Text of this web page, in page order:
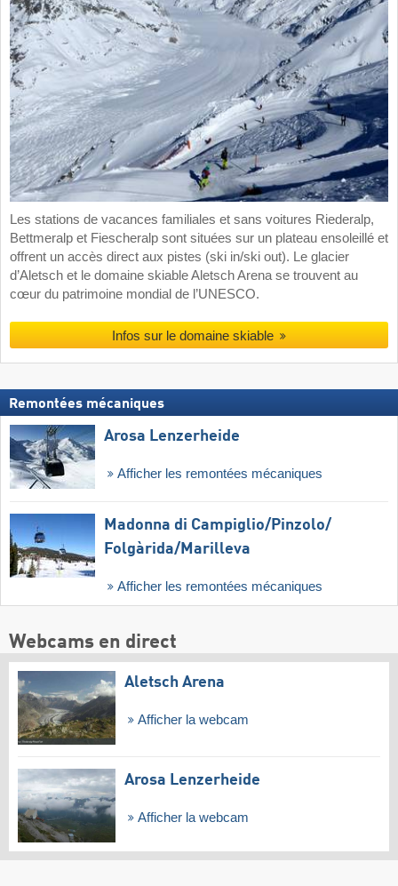
Les stations de vacances familiales et sans voitures Riederalp,
Bettmeralp et Fiescheralp sont situées sur un plateau ensoleillé et
offrent un accès direct aux pistes (ski in/ski out). Le glacier
d’Aletsch et le domaine skiable Aletsch Arena se trouvent au
cœur du patrimoine mondial de l’UNESCO.
Infos sur le domaine skiable
Remontées mécaniques
Arosa Lenzerheide
Afficher les remontées mécaniques
Madonna di Campiglio/​Pinzolo/​
Folgàrida/​Marilleva
Afficher les remontées mécaniques
Webcams en direct
Aletsch Arena
Afficher la webcam
Arosa Lenzerheide
Afficher la webcam